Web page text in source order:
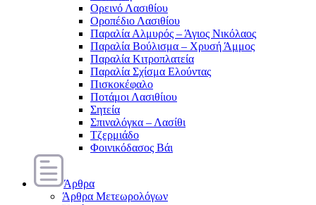
Ορεινό Λασιθίου
Οροπέδιο Λασιθίου
Παραλία Αλμυρός – Άγιος Νικόλαος
Παραλία Βούλισμα – Χρυσή Άμμος
Παραλία Κιτροπλατεία
Παραλία Σχίσμα Ελούντας
Πισκοκέφαλο
Ποτάμοι Λασιθίιου
Σητεία
Σπιναλόγκα – Λασίθι
Τζερμιάδο
Φοινικόδασος Βάι
Άρθρα
Άρθρα Μετεωρολόγων